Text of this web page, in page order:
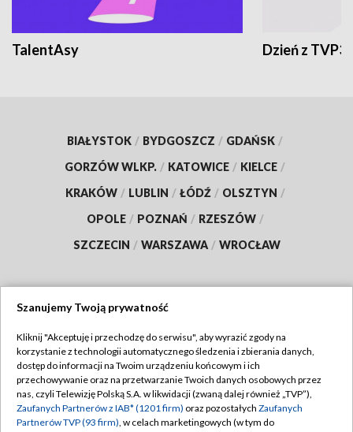
TalentAsy Dzień z TVP3
BIAŁYSTOK / BYDGOSZCZ / GDAŃSK /
GORZÓW WLKP. / KATOWICE / KIELCE /
KRAKÓW / LUBLIN / ŁÓDŹ / OLSZTYN /
OPOLE / POZNAŃ / RZESZÓW /
SZCZECIN / WARSZAWA / WROCŁAW
TVP
Abonament TVP
Emisja w TVP
Regulamin TVP
Polityka prywatności
Szanujemy Twoją prywatność
Kliknij "Akceptuję i przechodzę do serwisu", aby wyrazić zgody na
korzystanie z technologii automatycznego śledzenia i zbierania danych,
dostęp do informacji na Twoim urządzeniu końcowym i ich
przechowywanie oraz na przetwarzanie Twoich danych osobowych przez
nas, czyli Telewizję Polską S.A. w likwidacji (zwaną dalej również „TVP”),
Zaufanych Partnerów z IAB* (1201 firm) oraz pozostałych Zaufanych
Partnerów TVP (93 firm), w celach marketingowych (w tym do